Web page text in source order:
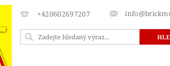
+420602697207